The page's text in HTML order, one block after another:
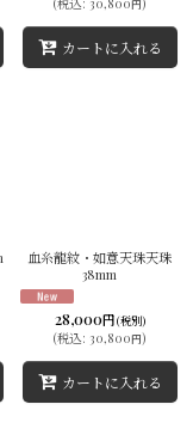
円
カートに入れる
血糸龍紋・如意天珠天珠
38mm
28,000円(税別)
(税込: 30,800円)
カートに入れる